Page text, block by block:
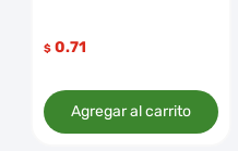
$ 0.71
Agregar al carrito